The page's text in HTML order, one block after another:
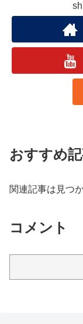
おすすめ
関連記事は見つ
コメント